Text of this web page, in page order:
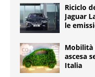
Riciclo
Jaguar
le
Mobilità
ascesa
Italia